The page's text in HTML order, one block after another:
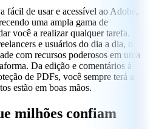
fácil de usar e acessível ao Adobe,
uma ampla gama de
você a realizar qualquer tarefa.
e usuários do dia a dia, o
com recursos poderosos em uma
Da edição e comentários à
de PDFs, você sempre terá a
estão em boas mãos.
milhões confiam